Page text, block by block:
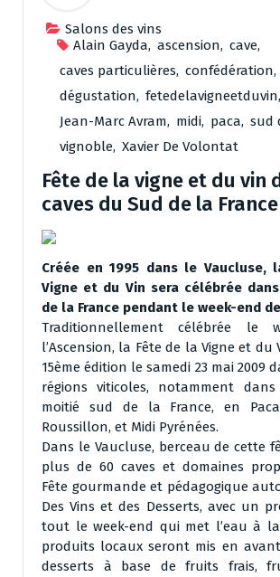
Salons des vins
Alain Gayda, ascension, cave,
caves particulières, confédération,
dégustation, fetedelavigneetduvin,
Jean-Marc Avram, midi, paca, sud
vignoble, Xavier De Volontat
Fête de la vigne et du vin
caves du Sud de la France
Créée en 1995 dans le Vaucluse,
Vigne et du Vin sera célébrée
de la France pendant le week-end
Traditionnellement célébrée le
l’Ascension, la Fête de la Vigne et du
15ème édition le samedi 23 mai 2009
régions viticoles, notamment
moitié sud de la France, en
Roussillon, et Midi Pyrénées.
Dans le Vaucluse, berceau de cette
plus de 60 caves et domaines
Fête gourmande et pédagogique
Des Vins et des Desserts, avec un
tout le week-end qui met l’eau à
produits locaux seront mis en
desserts à base de fruits frais,